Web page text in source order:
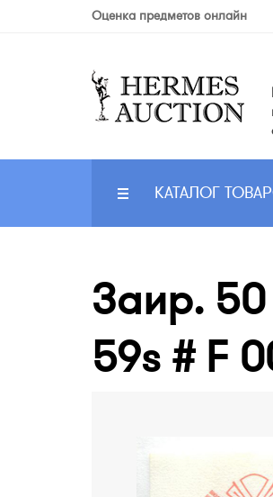
Оценка предметов онлайн
КАТАЛОГ
Заир. 50
59s # F